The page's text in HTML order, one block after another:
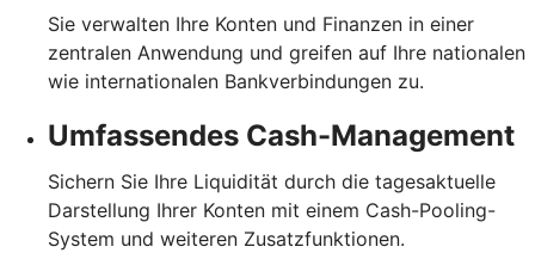
Sie verwalten Ihre Konten und Finanzen in einer
zentralen Anwendung und greifen auf Ihre nationalen
wie internationalen Bankverbindungen zu.
Umfassendes Cash-Management
Sichern Sie Ihre Liquidität durch die tagesaktuelle
Darstellung Ihrer Konten mit einem Cash-Pooling-
System und weiteren Zusatzfunktionen.